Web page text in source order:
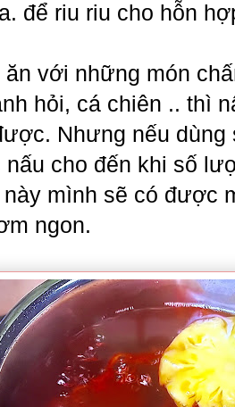
để riu riu cho hỗn
ăn với những món
hỏi, cá chiên .. thì
Nhưng nếu
nấu cho đến khi số
mình sẽ có được
ngon.